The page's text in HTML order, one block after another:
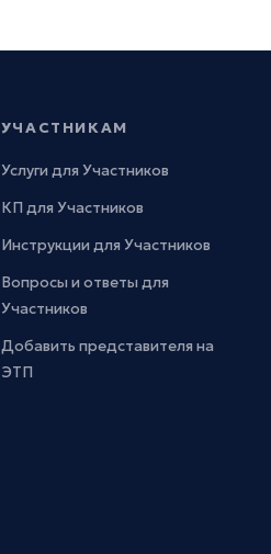
УЧАСТНИКАМ
Услуги для Участников
КП для Участников
Инструкции для Участников
Вопросы и ответы для
Участников
Добавить представителя на
ЭТП